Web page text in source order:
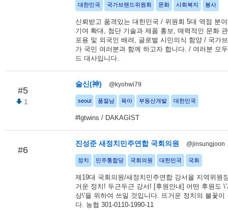
대한민국 국가브랜드위원회 문화 사회복지 봉사
신뢰받고 품격있는 대한민국 / 위원회 5대 역점 분
기여 확대, 첨단 기술과 제품 홍보, 매력적인 문화
포용 및 외국인 배려, 글로벌 시민의식 함양 / 국가
가 국민 여러분과 함께 하고자 합니다. / 여러분 모
드 대사입니다.
#5
1
술신(神) @kyohwi79
seoul 품절남 육아 부동산개발 대한민국
#lgtwins / DAKAGIST
#6
진성준 새정치민주연합 국회의원 @jinsungjoon
정치 민주통합당 국회의원 대한민국 국회
제19대 국회의원/새정치민주연합 강서을 지역위원
거운 정치! 두근두근 강서! [후원안내] 어떤 후원도
상\'을 위하여 쓰일 것입니다. 뜨거운 정치의 불꽃이
다. 농협 301-0110-1990-11